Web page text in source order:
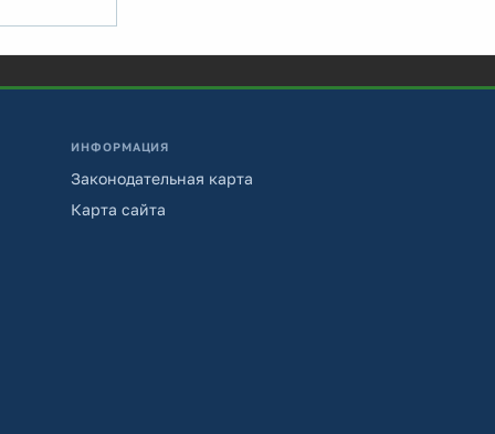
ИНФОРМАЦИЯ
Законодательная карта
Карта сайта